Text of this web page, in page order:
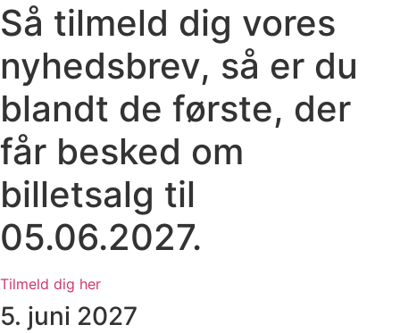
Så tilmeld dig vores
nyhedsbrev, så er du
blandt de første, der
får besked om
billetsalg til
05.06.2027.
Tilmeld dig her
5. juni 2027